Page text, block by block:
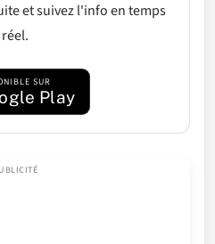
et suivez l'info en temps
réel.
SUR
Play